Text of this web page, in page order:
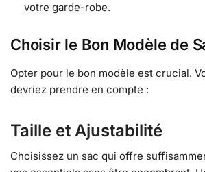
votre garde-robe.
Choisir le Bon Modèle de
Opter pour le bon modèle est crucial.
devriez prendre en compte :
Taille et Ajustabilité
Choisissez un sac qui offre